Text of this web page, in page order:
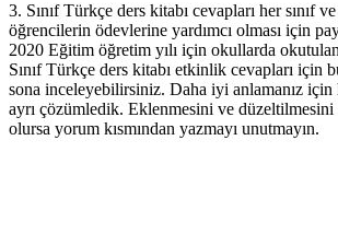
3. Sınıf Türkçe ders kitabı cevapları her sınıf
öğrencilerin ödevlerine yardımcı olması için
2020 Eğitim öğretim yılı için okullarda
Sınıf Türkçe ders kitabı etkinlik cevapları için
sona inceleyebilirsiniz. Daha iyi anlamanız
ayrı çözümledik. Eklenmesini ve
olursa yorum kısmından yazmayı unutmayın.